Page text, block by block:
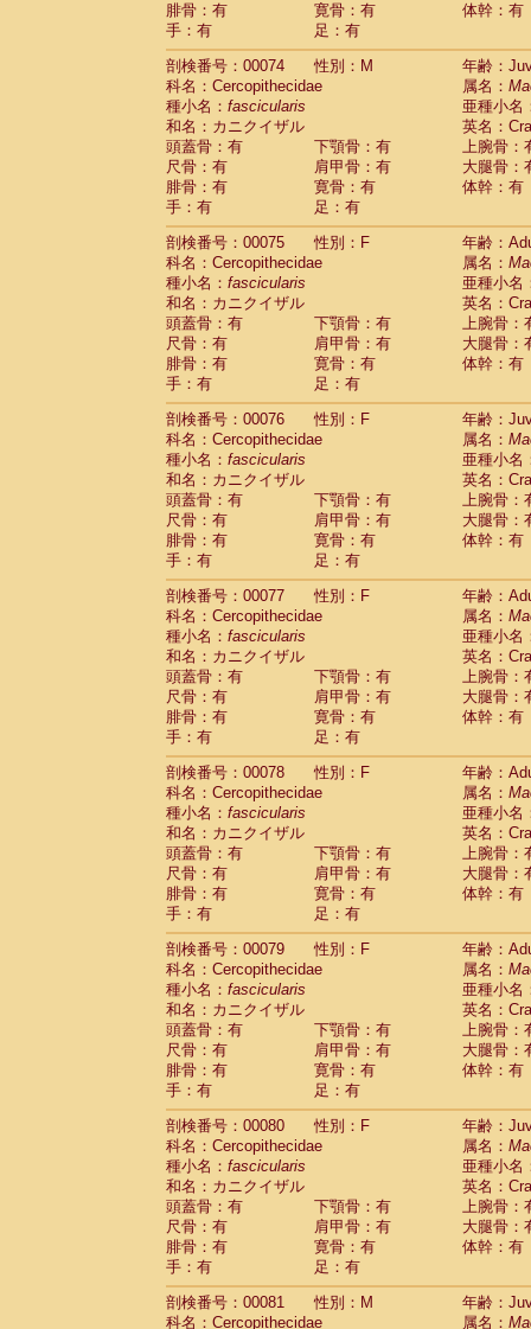
腓骨：有
寛骨：有
体幹：有
手：有
足：有
剖検番号：00074
性別：M
年齢：
科名：Cercopithecidae
属名：
種小名： fascicularis
亜種小名
和名：カニクイザル
英名：
頭蓋骨：有
下顎骨：有
上腕骨：
尺骨：有
肩甲骨：有
大腿骨：
腓骨：有
寛骨：有
体幹：有
手：有
足：有
剖検番号：00075
性別：F
年齢：
科名：Cercopithecidae
属名：
種小名： fascicularis
亜種小名
和名：カニクイザル
英名：
頭蓋骨：有
下顎骨：有
上腕骨：
尺骨：有
肩甲骨：有
大腿骨：
腓骨：有
寛骨：有
体幹：有
手：有
足：有
剖検番号：00076
性別：F
年齢：
科名：Cercopithecidae
属名：
種小名： fascicularis
亜種小名
和名：カニクイザル
英名：
頭蓋骨：有
下顎骨：有
上腕骨：
尺骨：有
肩甲骨：有
大腿骨：
腓骨：有
寛骨：有
体幹：有
手：有
足：有
剖検番号：00077
性別：F
年齢：
科名：Cercopithecidae
属名：
種小名： fascicularis
亜種小名
和名：カニクイザル
英名：
頭蓋骨：有
下顎骨：有
上腕骨：
尺骨：有
肩甲骨：有
大腿骨：
腓骨：有
寛骨：有
体幹：有
手：有
足：有
剖検番号：00078
性別：F
年齢：
科名：Cercopithecidae
属名：
種小名： fascicularis
亜種小名
和名：カニクイザル
英名：
頭蓋骨：有
下顎骨：有
上腕骨：
尺骨：有
肩甲骨：有
大腿骨：
腓骨：有
寛骨：有
体幹：有
手：有
足：有
剖検番号：00079
性別：F
年齢：
科名：Cercopithecidae
属名：
種小名： fascicularis
亜種小名
和名：カニクイザル
英名：
頭蓋骨：有
下顎骨：有
上腕骨：
尺骨：有
肩甲骨：有
大腿骨：
腓骨：有
寛骨：有
体幹：有
手：有
足：有
剖検番号：00080
性別：F
年齢：
科名：Cercopithecidae
属名：
種小名： fascicularis
亜種小名
和名：カニクイザル
英名：
頭蓋骨：有
下顎骨：有
上腕骨：
尺骨：有
肩甲骨：有
大腿骨：
腓骨：有
寛骨：有
体幹：有
手：有
足：有
剖検番号：00081
性別：M
年齢：
科名：Cercopithecidae
属名：